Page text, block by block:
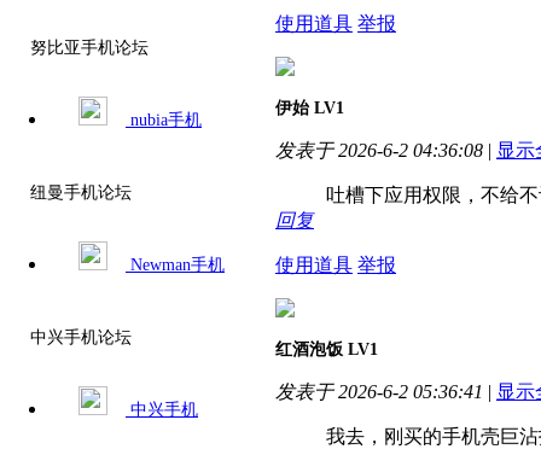
努比亚手机论坛
nubia手机
纽曼手机论坛
Newman手机
中兴手机论坛
中兴手机
使用道具 举报
伊始 LV1
发表于 2026-6-2 04:36:08 | 显示
吐槽下应用权限，不给
回复
使用道具 举报
红酒泡饭 LV1
发表于 2026-6-2 05:36:41 | 显示
我去，刚买的手机壳巨